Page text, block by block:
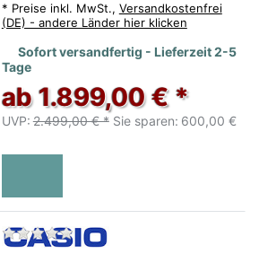
* Preise inkl. MwSt., Versandkostenfrei
(DE) - andere Länder hier klicken
Sofort versandfertig - Lieferzeit 2-5
Tage
ab 1.899,00 € *
UVP: 2.499,00 € * Sie sparen: 600,00 €
Zu diesem Produkt liegen